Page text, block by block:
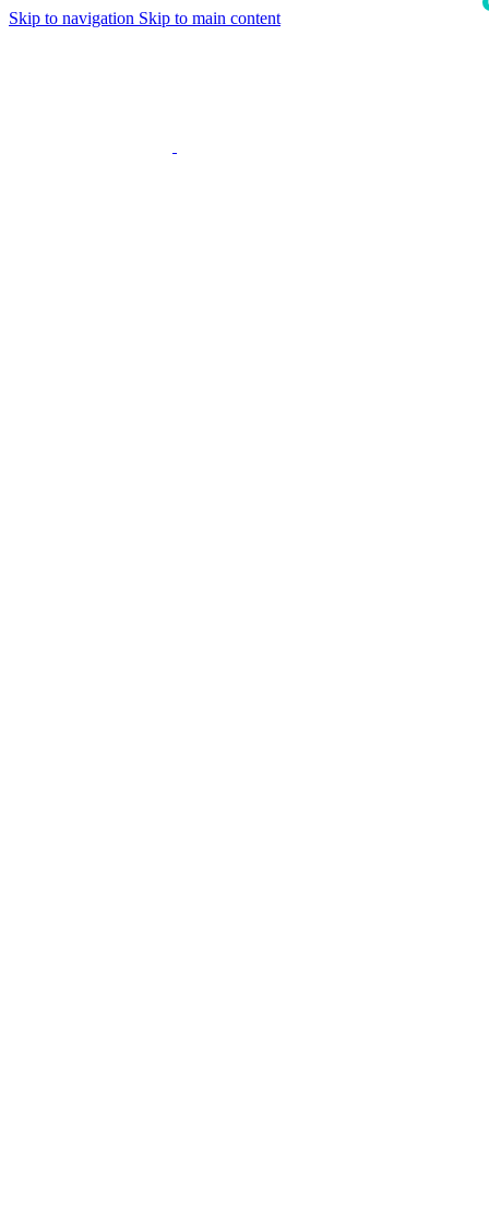
Skip to navigation Skip to main content